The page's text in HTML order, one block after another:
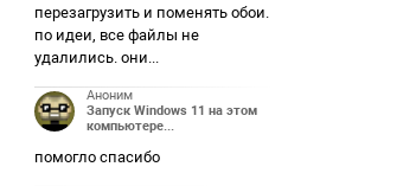
перезагрузить и поменять обои.
по идеи, все файлы не
удалились. они...
Аноним
Запуск Windows 11 на этом
компьютере...
помогло спасибо